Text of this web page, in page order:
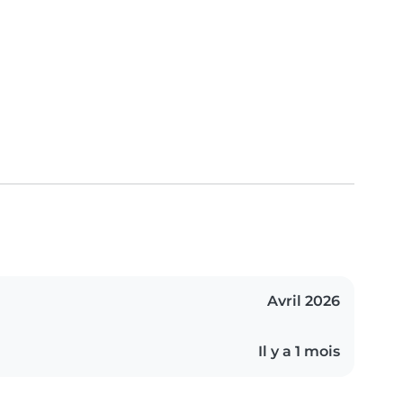
Avril 2026
Il y a 1 mois